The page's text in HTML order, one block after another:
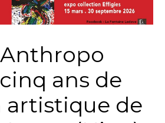
ans de
artistique de